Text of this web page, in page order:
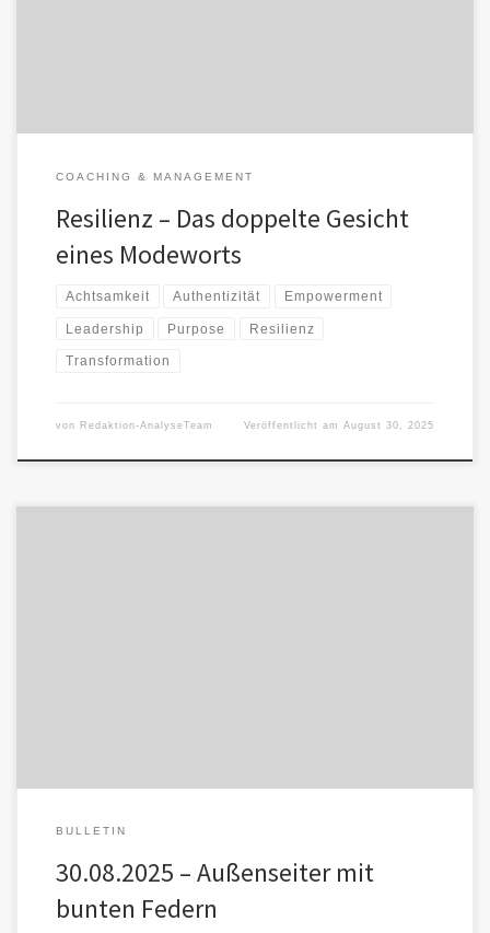
COACHING & MANAGEMENT
Resilienz – Das doppelte Gesicht
eines Modeworts
Achtsamkeit Authentizität Empowerment
Leadership Purpose Resilienz
Transformation
von Redaktion-AnalyseTeam Veröffentlicht amAugust 30, 2025
BULLETIN
30.08.2025 – Außenseiter mit
bunten Federn